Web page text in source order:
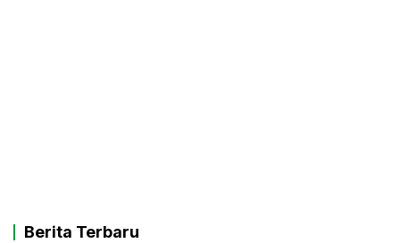
Berita Terbaru